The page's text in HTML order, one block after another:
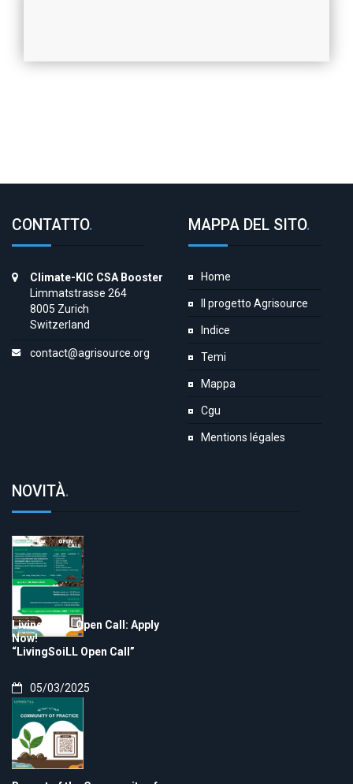
CONTATTO.
Climate-KIC CSA Booster
Limmatstrasse 264
8005 Zurich
Switzerland
contact@agrisource.org
MAPPA DEL SITO.
Home
Il progetto Agrisource
Indice
Temi
Mappa
Cgu
Mentions légales
NOVITÀ.
LivingSoiLL Open Call: Apply
Now!
“LivingSoiLL Open Call”
05/03/2025